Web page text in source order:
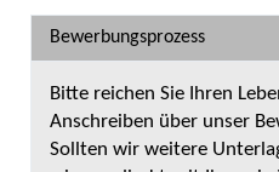
Bewerbungsprozess
Bitte reichen Sie Ihren
Anschreiben über unser
Sollten wir weitere